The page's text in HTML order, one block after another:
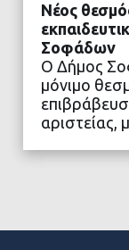
Νέος
Σοφάδων
Ο Δήμος
μόνιμο
αριστείας,